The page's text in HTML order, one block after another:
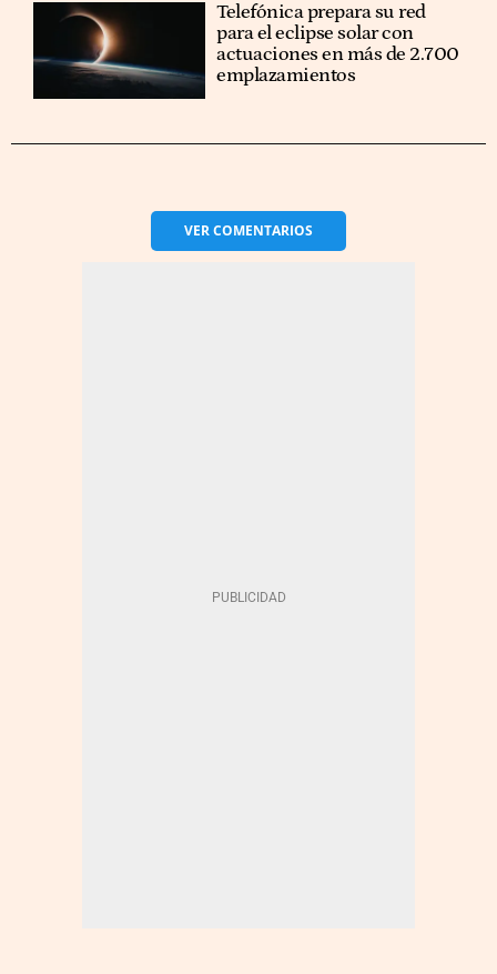
Telefónica prepara su red
para el eclipse solar con
actuaciones en más de 2.700
emplazamientos
VERCOMENTARIOS